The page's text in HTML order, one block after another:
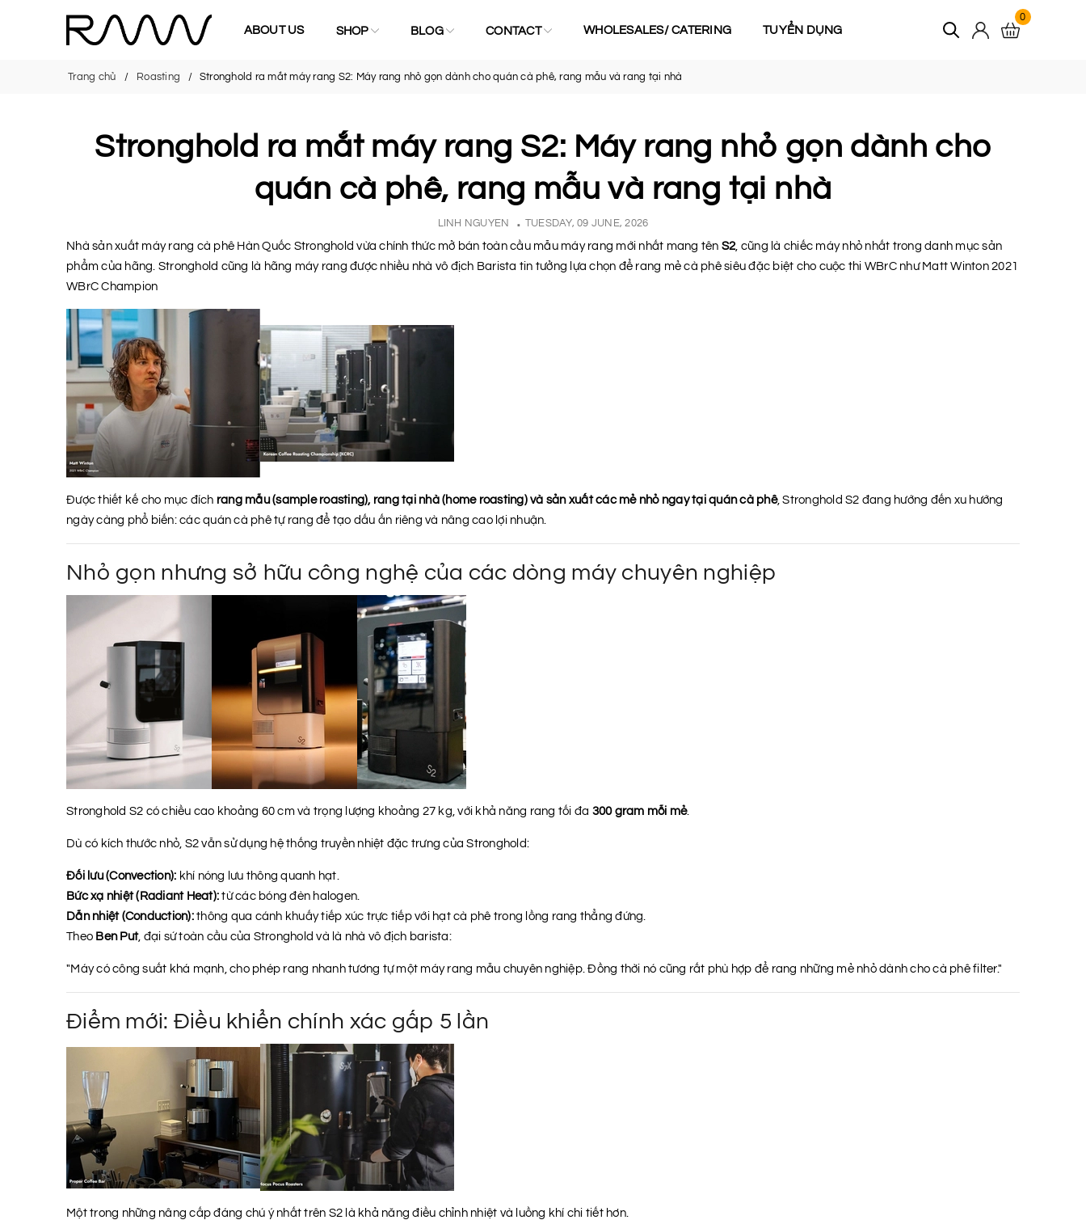
ABOUT US SHOP BLOG CONTACT WHOLESALES/ CATERING TUYỂN DỤNG
0
Trang chủ Roasting Stronghold ra mắt máy rang S2: Máy rang nhỏ gọn dành cho quán cà phê, rang mẫu và rang tại nhà
Stronghold ra mắt máy rang S2: Máy rang nhỏ gọn dành cho
quán cà phê, rang mẫu và rang tại nhà
LINH NGUYEN TUESDAY, 09 JUNE, 2026
Nhà sản xuất máy rang cà phê Hàn Quốc Stronghold vừa chính thức mở bán toàn cầu mẫu máy rang mới nhất mang tên S2, cũng là chiếc máy nhỏ nhất trong danh mục sản
phẩm của hãng. Stronghold cũng là hãng máy rang được nhiều nhà vô địch Barista tin tưởng lựa chọn để rang mẻ cà phê siêu đặc biệt cho cuộc thi WBrC như Matt Winton 2021
WBrC Champion
Được thiết kế cho mục đích rang mẫu (sample roasting), rang tại nhà (home roasting) và sản xuất các mẻ nhỏ ngay tại quán cà phê, Stronghold S2 đang hướng đến xu hướng
ngày càng phổ biến: các quán cà phê tự rang để tạo dấu ấn riêng và nâng cao lợi nhuận.
Nhỏ gọn nhưng sở hữu công nghệ của các dòng máy chuyên nghiệp
Stronghold S2 có chiều cao khoảng 60 cm và trọng lượng khoảng 27 kg, với khả năng rang tối đa 300 gram mỗi mẻ.
Dù có kích thước nhỏ, S2 vẫn sử dụng hệ thống truyền nhiệt đặc trưng của Stronghold:
Đối lưu (Convection): khí nóng lưu thông quanh hạt.
Bức xạ nhiệt (Radiant Heat): từ các bóng đèn halogen.
Dẫn nhiệt (Conduction):thông qua cánh khuấy tiếp xúc trực tiếp với hạt cà phê trong lồng rang thẳng đứng.
Theo Ben Put, đại sứ toàn cầu của Stronghold và là nhà vô địch barista:
"Máy có công suất khá mạnh, cho phép rang nhanh tương tự một máy rang mẫu chuyên nghiệp. Đồng thời nó cũng rất phù hợp để rang những mẻ nhỏ dành cho cà phê filter."
Điểm mới: Điều khiển chính xác gấp 5 lần
Một trong những nâng cấp đáng chú ý nhất trên S2 là khả năng điều chỉnh nhiệt và luồng khí chi tiết hơn.